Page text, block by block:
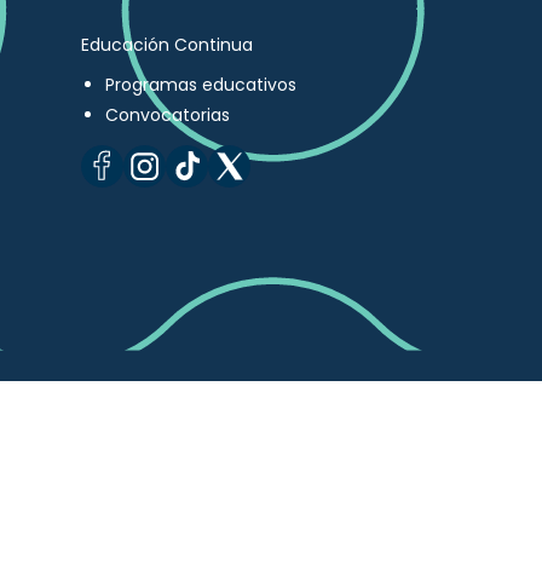
Educación Continua
Programas educativos
Convocatorias